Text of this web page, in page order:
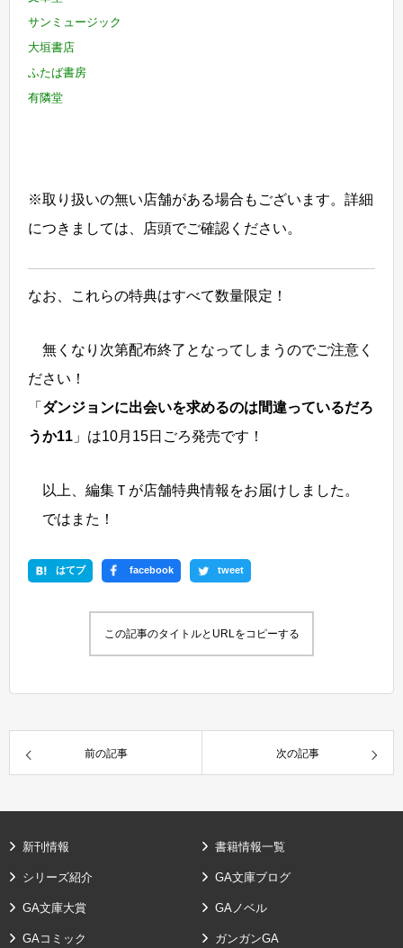
サンミュージック
大垣書店
ふたば書房
有隣堂
※取り扱いの無い店舗がある場合もございます。詳細
につきましては、店頭でご確認ください。
なお、これらの特典はすべて数量限定！
無くなり次第配布終了となってしまうのでご注意く
ださい！
「 ダンジョンに出会いを求めるのは間違っているだろ
うか11 」は10月15日ごろ発売です！
以上、編集Ｔが店舗特典情報をお届けしました。
ではまた！
はてブ facebook tweet
この記事のタイトルとURLをコピーする
前の記事 次の記事
新刊情報 書籍情報一覧
シリーズ紹介 GA文庫ブログ
GA文庫大賞 GAノベル
GAコミック ガンガンGA